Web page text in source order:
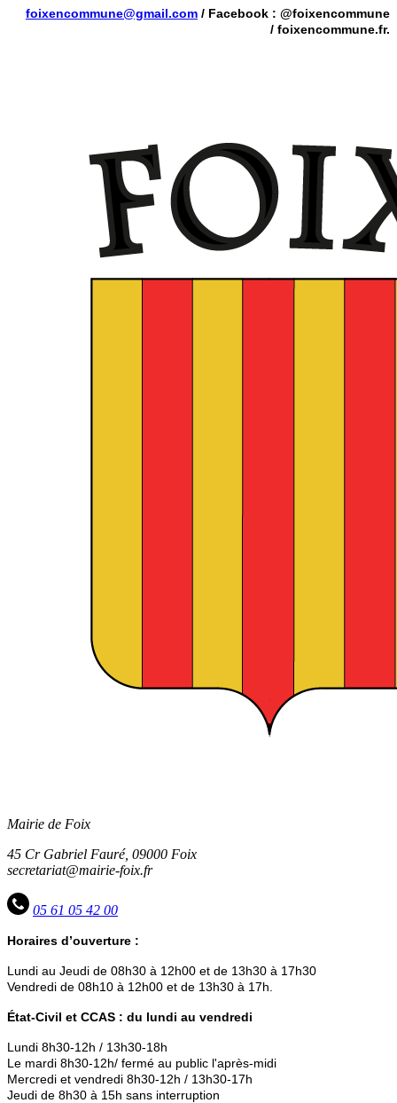
foixencommune@gmail.com / Facebook : @foixencommune
/ foixencommune.fr.
Mairie de Foix
45 Cr Gabriel Fauré, 09000 Foix
secretariat@mairie-foix.fr
05 61 05 42 00
Horaires d’ouverture :
Lundi au Jeudi de 08h30 à 12h00 et de 13h30 à 17h30
Vendredi de 08h10 à 12h00 et de 13h30 à 17h.
État-Civil et CCAS : du lundi au vendredi
Lundi 8h30-12h / 13h30-18h
Le mardi 8h30-12h/ fermé au public l'après-midi
Mercredi et vendredi 8h30-12h / 13h30-17h
Jeudi de 8h30 à 15h sans interruption